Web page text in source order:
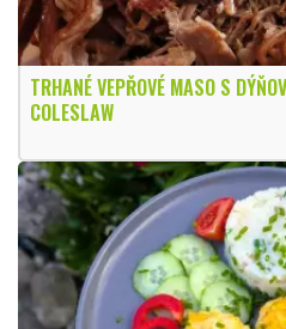
TRHANÉ VEPŘOVÉ MASO S
COLESLAW